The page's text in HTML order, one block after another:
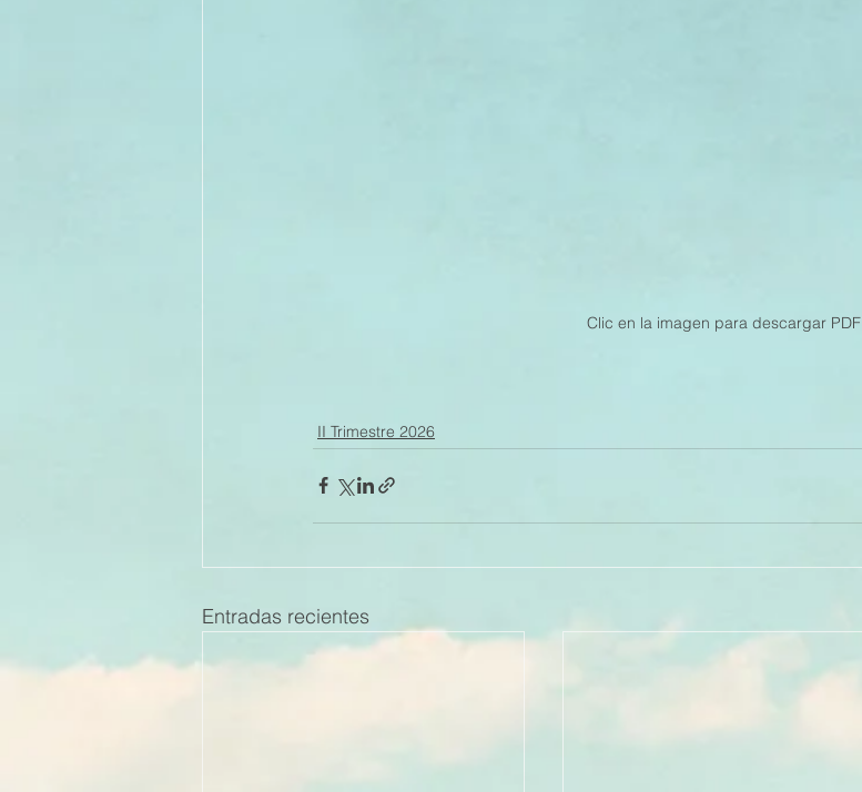
Clic en la imagen para descargar PDF
II Trimestre 2026
Entradas recientes